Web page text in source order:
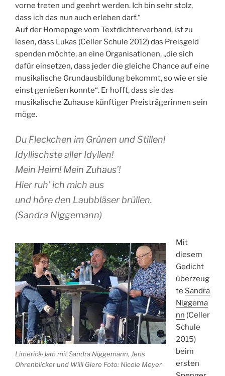
vorne treten und geehrt werden. Ich bin sehr stolz,
dass ich das nun auch erleben darf.“
Auf der Homepage vom Textdichterverband, ist zu
lesen, dass Lukas (Celler Schule 2012) das Preisgeld
spenden möchte, an eine Organisationen, „die sich
dafür einsetzen, dass jeder die gleiche Chance auf eine
musikalische Grundausbildung bekommt, so wie er sie
einst genießen konnte“. Er hofft, dass sie das
musikalische Zuhause künftiger Preisträgerinnen sein
möge.
Du Fleckchen im Grünen und Stillen!
Idyllischste aller Idyllen!
Mein Heim! Mein Zuhaus’!
Hier ruh’ ich mich aus
und höre den Laubbläser brüllen.
(Sandra Niggemann)
Limerick-Jam mit Sandra Niggemann, Jens
Ohrenblicker und Willi Giere Foto: Nicole Meyer
Mit
diesem
Gedicht
überzeug
te Sandra
Niggema
nn (Celler
Schule
2015)
beim
ersten